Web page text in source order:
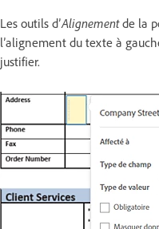
Les outils d’Alignementde la
l’alignement du texte à
justifier.